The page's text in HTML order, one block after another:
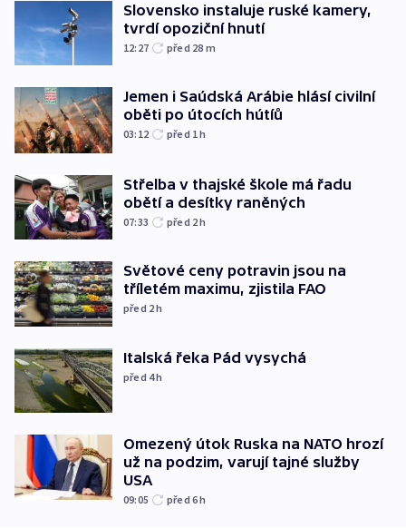
Slovensko instaluje ruské kamery,
tvrdí opoziční hnutí
12:27 před 28 m
Jemen i Saúdská Arábie hlásí civilní
oběti po útocích hútíů
03:12 před 1h
Střelba v thajské škole má řadu
obětí a desítky raněných
07:33 před 2h
Světové ceny potravin jsou na
tříletém maximu, zjistila FAO
před 2h
Italská řeka Pád vysychá
před 4h
Omezený útok Ruska na NATO hrozí
už na podzim, varují tajné služby
USA
09:05 před 6h